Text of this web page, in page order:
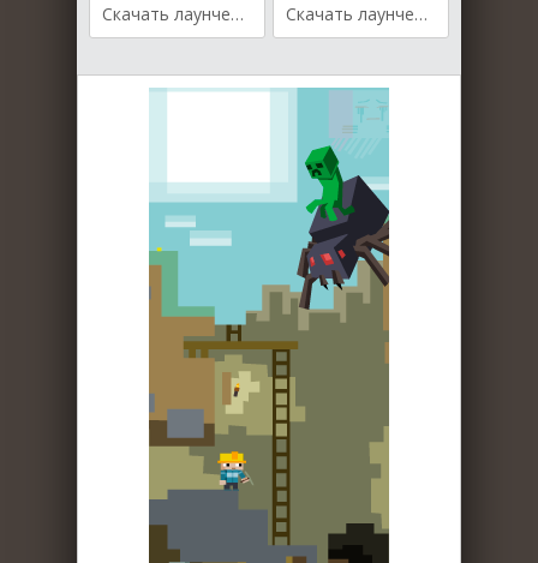
Скачать лаунчер TLauncher Скачать лаунчер mLauncher